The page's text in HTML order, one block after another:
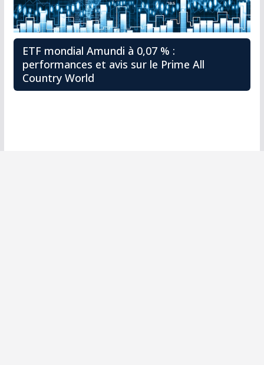
ETF mondial Amundi à 0,07 % :
performances et avis sur le Prime All
Country World